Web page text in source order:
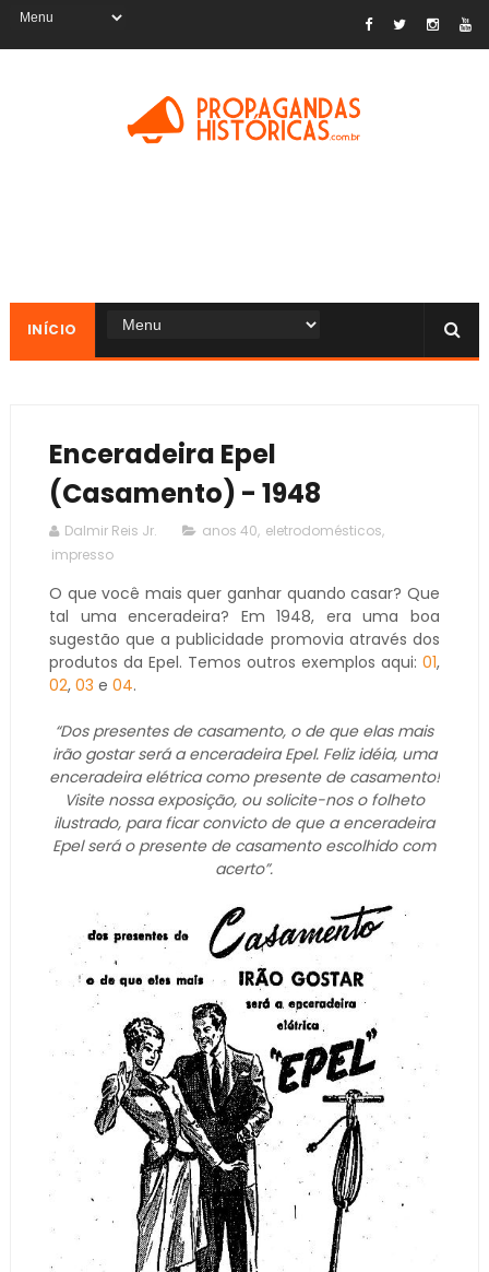
INÍCIO
Enceradeira Epel
(Casamento) - 1948
Dalmir Reis Jr. anos 40, eletrodomésticos,
impresso
O que você mais quer ganhar quando casar? Que
tal uma enceradeira? Em 1948, era uma boa
sugestão que a publicidade promovia através dos
produtos da Epel. Temos outros exemplos aqui:01,
02, 03 e 04.
“Dos presentes de casamento, o de que elas mais
irão gostar será a enceradeira Epel. Feliz idéia, uma
enceradeira elétrica como presente de casamento!
Visite nossa exposição, ou solicite-nos o folheto
ilustrado, para ficar convicto de que a enceradeira
Epel será o presente de casamento escolhido com
acerto”.